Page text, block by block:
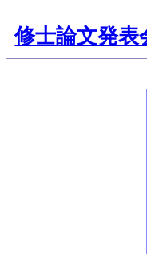
修士論文発表